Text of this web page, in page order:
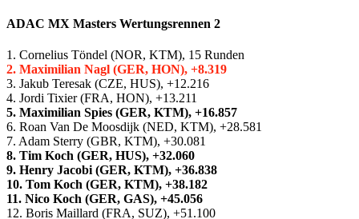
ADAC MX Masters Wertungsrennen 2
1. Cornelius Töndel (NOR, KTM), 15 Runden
2. Maximilian Nagl (GER, HON), +8.319
3. Jakub Teresak (CZE, HUS), +12.216
4. Jordi Tixier (FRA, HON), +13.211
5. Maximilian Spies (GER, KTM), +16.857
6. Roan Van De Moosdijk (NED, KTM), +28.581
7. Adam Sterry (GBR, KTM), +30.081
8. Tim Koch (GER, HUS), +32.060
9. Henry Jacobi (GER, KTM), +36.838
10. Tom Koch (GER, KTM), +38.182
11. Nico Koch (GER, GAS), +45.056
12. Boris Maillard (FRA, SUZ), +51.100